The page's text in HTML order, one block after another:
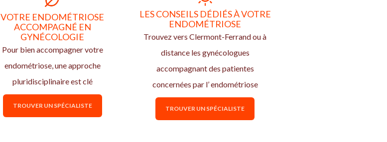
VOTRE ENDOMÉTRIOSE
ACCOMPAGNÉ EN
GYNÉCOLOGIE
Pour bien accompagner votre
endométriose, une approche
pluridisciplinaire est clé
TROUVER UN SPÉCIALISTE
LES CONSEILS DÉDIÉS À VOTRE
ENDOMÉTRIOSE
Trouvez vers Clermont-Ferrand ou à
distance les gynécologues
accompagnant des patientes
concernées par l’ endométriose
TROUVER UN SPÉCIALISTE